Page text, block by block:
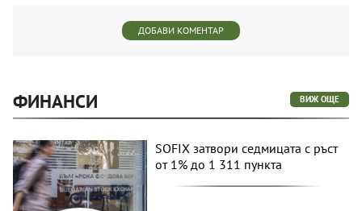
ДОБАВИ КОМЕНТАР
ФИНАНСИ ВИЖ ОЩЕ
SOFIX затвори седмицата с ръст
от 1% до 1 311 пункта